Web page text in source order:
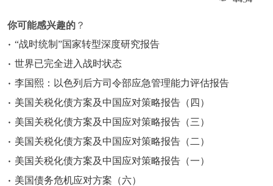
你可能感兴趣的 ？
“战时统制”国家转型深度研究报告
世界已完全进入战时状态
李国熙：以色列后方司令部应急管理能力评估报告
美国关税化债方案及中国应对策略报告（四）
美国关税化债方案及中国应对策略报告（三）
美国关税化债方案及中国应对策略报告（二）
美国关税化债方案及中国应对策略报告（一）
美国债务危机应对方案（六）